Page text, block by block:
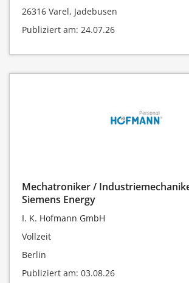
26316 Varel, Jadebusen
Publiziert am: 24.07.26
Mechatroniker /
Siemens Energy
I. K. Hofmann GmbH
Vollzeit
Berlin
Publiziert am: 03.08.26